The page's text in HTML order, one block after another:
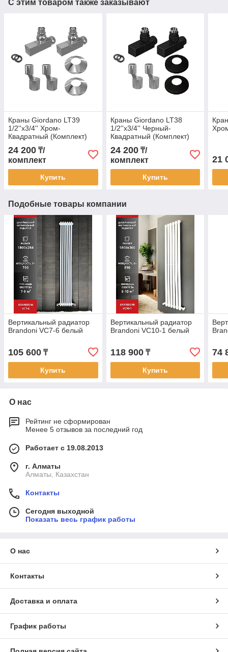
С этим товаром также заказывают
Краны Giordano LT39
1/2''x3/4'' Хром-
Квадратный (Комплект)
24 200 ₸/
комплект
Купить
Краны Giordano LT38
1/2''x3/4'' Черный-
Квадратный (Комплект)
24 200₸/
комплект
Купить
21
Подобные товары компании
Вертикальный радиатор
Brandoni VC7-6 белый
105 600 ₸
Купить
Вертикальный радиатор
Brandoni VC10-1 белый
118 900₸
Купить
74
О нас
Рейтинг не сформирован
Менее 5 отзывов за последний год
Работает с 19.08.2013
г. Алматы
Алматы, Казахстан
Контакты
Сегодня выходной
Показать весь график работы
О нас
Контакты
Доставка и оплата
График работы